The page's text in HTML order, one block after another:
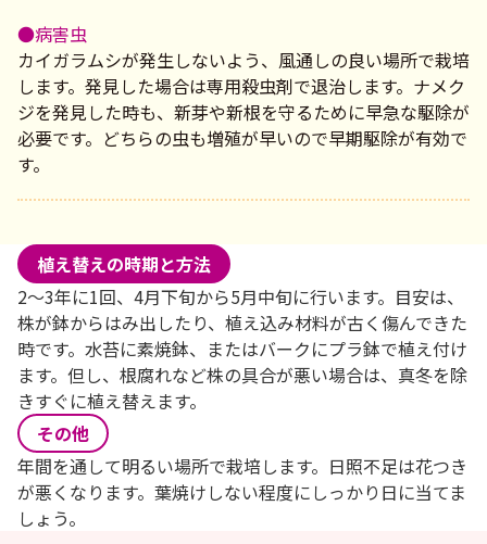
●病害虫
カイガラムシが発生しないよう、風通しの良い場所で栽培
します。発見した場合は専用殺虫剤で退治します。ナメク
ジを発見した時も、新芽や新根を守るために早急な駆除が
必要です。どちらの虫も増殖が早いので早期駆除が有効で
す。
植え替えの時期と方法
2～3年に1回、4月下旬から5月中旬に行います。目安は、
株が鉢からはみ出したり、植え込み材料が古く傷んできた
時です。水苔に素焼鉢、またはバークにプラ鉢で植え付け
ます。但し、根腐れなど株の具合が悪い場合は、真冬を除
きすぐに植え替えます。
その他
年間を通して明るい場所で栽培します。日照不足は花つき
が悪くなります。葉焼けしない程度にしっかり日に当てま
しょう。